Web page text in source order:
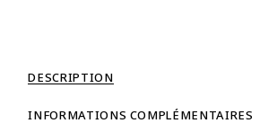
DESCRIPTION
INFORMATIONS COMPLÉMENTAIRES